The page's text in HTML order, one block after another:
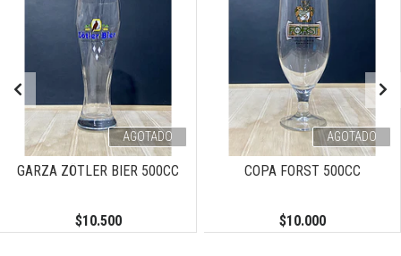
AGOTADO
GARZA ZÖTLER BIER 500CC
$10.500
AGOTADO
COPA FORST 500CC
$10.000